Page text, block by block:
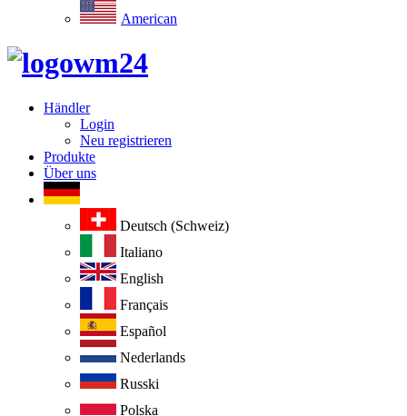
American
Händler
Login
Neu registrieren
Produkte
Über uns
Deutsch (Schweiz)
Italiano
English
Français
Español
Nederlands
Russki
Polska